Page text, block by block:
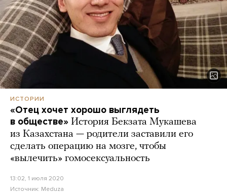
ИСТОРИИ
«Отец хочет хорошо выглядеть
в обществе» История Бекзата Мукашева
из Казахстана — родители заставили его
сделать операцию на мозге, чтобы
«вылечить» гомосексуальность
13:02, 1 июля 2020
Источник: Meduza